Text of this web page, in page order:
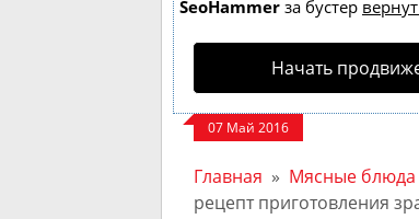
SeoHammer за бустер
Начать
07 Май 2016
Главная » Мясные блюда
рецепт приготовления